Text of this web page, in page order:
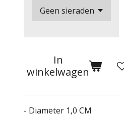
In
winkelwagen
- Diameter 1,0 CM